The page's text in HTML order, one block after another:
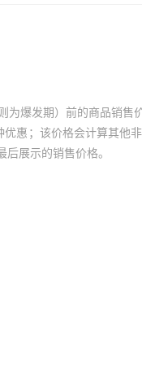
为爆发期）前的商品销售
惠；该价格会计算其他
展示的销售价格。